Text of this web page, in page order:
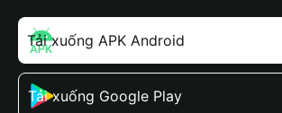
Tải xuống APK Android
Tải xuống Google Play